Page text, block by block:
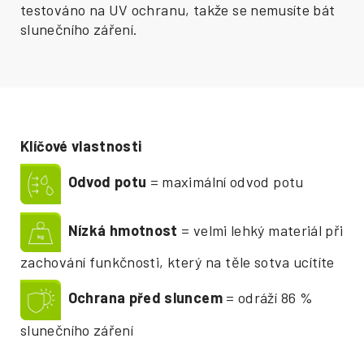
testováno na UV ochranu, takže se nemusíte bát
slunečního záření.
Klíčové vlastnosti
Odvod potu = maximální odvod potu
Nízká hmotnost = velmi lehký materiál při
zachování funkčnosti, který na těle sotva ucítíte
Ochrana před sluncem= odráží 86 %
slunečního záření